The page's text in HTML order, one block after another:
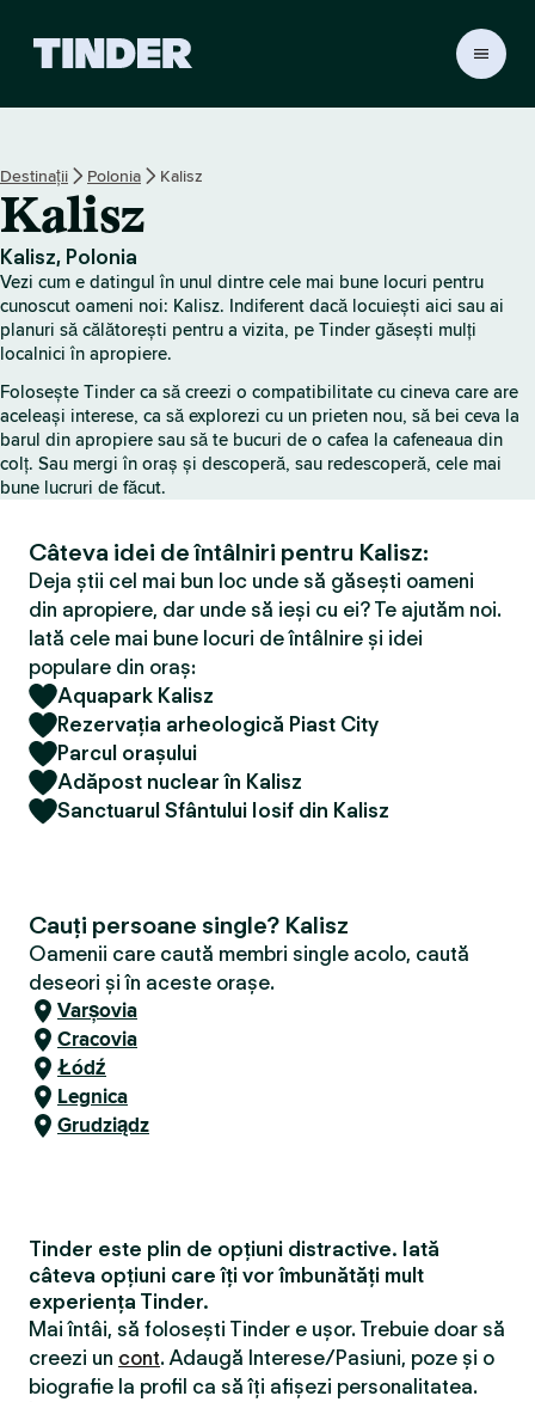
T
e
r
Destinații Polonia Kalisz
Kalisz
Kalisz, Polonia
Vezi cum e datingul în unul dintre cele mai bune locuri pentru
cunoscut oameni noi: Kalisz. Indiferent dacă locuiești aici sau ai
planuri să călătorești pentru a vizita, pe Tinder găsești mulți
localnici în apropiere.
Folosește Tinder ca să creezi o compatibilitate cu cineva care are
aceleași interese, ca să explorezi cu un prieten nou, să bei ceva la
barul din apropiere sau să te bucuri de o cafea la cafeneaua din
colț. Sau mergi în oraș și descoperă, sau redescoperă, cele mai
bune lucruri de făcut.
Câteva idei de întâlniri pentru Kalisz:
Deja știi cel mai bun loc unde să găsești oameni
din apropiere, dar unde să ieși cu ei? Te ajutăm noi.
Iată cele mai bune locuri de întâlnire și idei
populare din oraș:
Aquapark Kalisz
Rezervația arheologică Piast City
Parcul orașului
Adăpost nuclear în Kalisz
Sanctuarul Sfântului Iosif din Kalisz
Cauți persoane single? Kalisz
Oamenii care caută membri single acolo, caută
deseori și în aceste orașe.
Varșovia
Cracovia
Łódź
Legnica
Grudziądz
Tinder este plin de opțiuni distractive. Iată
câteva opțiuni care îți vor îmbunătăți mult
experiența Tinder.
Mai întâi, să folosești Tinder e ușor. Trebuie doar să
creezi un cont. Adaugă Interese/Pasiuni, poze și o
biografie la profil ca să îți afișezi personalitatea.